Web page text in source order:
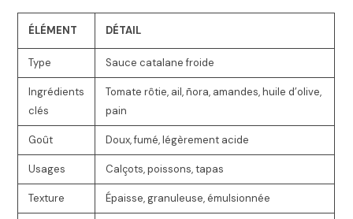
ÉLÉMENT DÉTAIL
Type Sauce catalane froide
Ingrédients
clés
Tomate rôtie, ail, ñora, amandes, huile d’olive,
pain
Goût Doux, fumé, légèrement acide
Usages Calçots, poissons, tapas
Texture Épaisse, granuleuse, émulsionnée